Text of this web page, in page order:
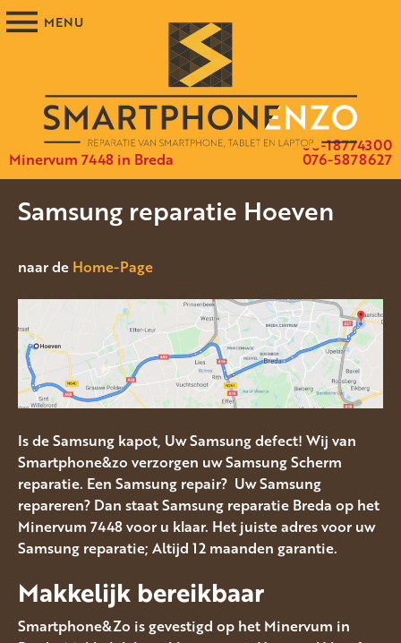
Minervum 7448 in Breda 076-5878627
06-18774300
Samsung reparatie Hoeven
naar de Home-Page
Is de Samsung kapot, Uw Samsung defect! Wij van
Smartphone&zo verzorgen uw Samsung Scherm
reparatie. Een Samsung repair? Uw Samsung
repareren? Dan staat Samsung reparatie Breda op het
Minervum 7448 voor u klaar. Het juiste adres voor uw
Samsung reparatie; Altijd 12 maanden garantie.
Makkelijk bereikbaar
Smartphone&Zo is gevestigd op het Minervum in